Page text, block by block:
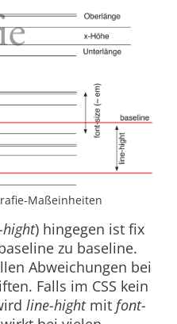
Maßeinheiten
) hingegen ist fix
zu baseline.
Abweichungen bei
Falls im CSS kein
line-hightmit font-